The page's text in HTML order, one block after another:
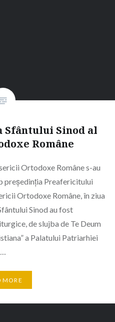
Sfântului Sinod al
Române
Ortodoxe Române s-au
președinția Preafericitului
Ortodoxe Române, în ziua
Sinod au fost
de slujba de Te Deum
a Palatului Patriarhiei
MORE